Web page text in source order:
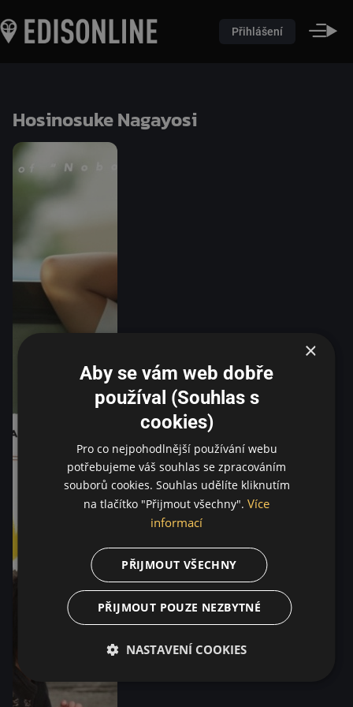
Přihlášení
Hosinosuke Nagayosi
×
Aby se vám web dobře
používal (Souhlas s
cookies)
Pro co nejpohodlnější používání webu
potřebujeme váš souhlas se zpracováním
souborů cookies. Souhlas udělíte kliknutím
na tlačítko "Přijmout všechny". Více
informací
PŘIJMOUT VŠECHNY
PŘIJMOUT POUZE NEZBYTNÉ
NASTAVENÍ COOKIES